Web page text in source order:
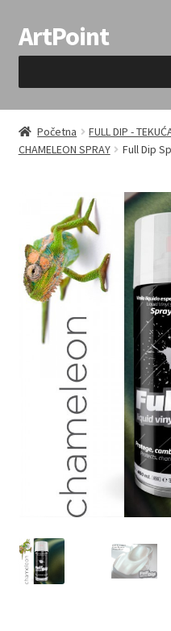
Preskoči
na
Skoči
do
ArtPoint
Uvjeti prodaje
Početna FULL DIP -
CHAMELEON SPRAY
Full Dip